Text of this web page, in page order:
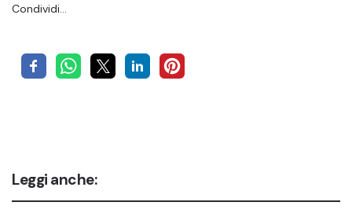
Condividi…
Leggi anche: